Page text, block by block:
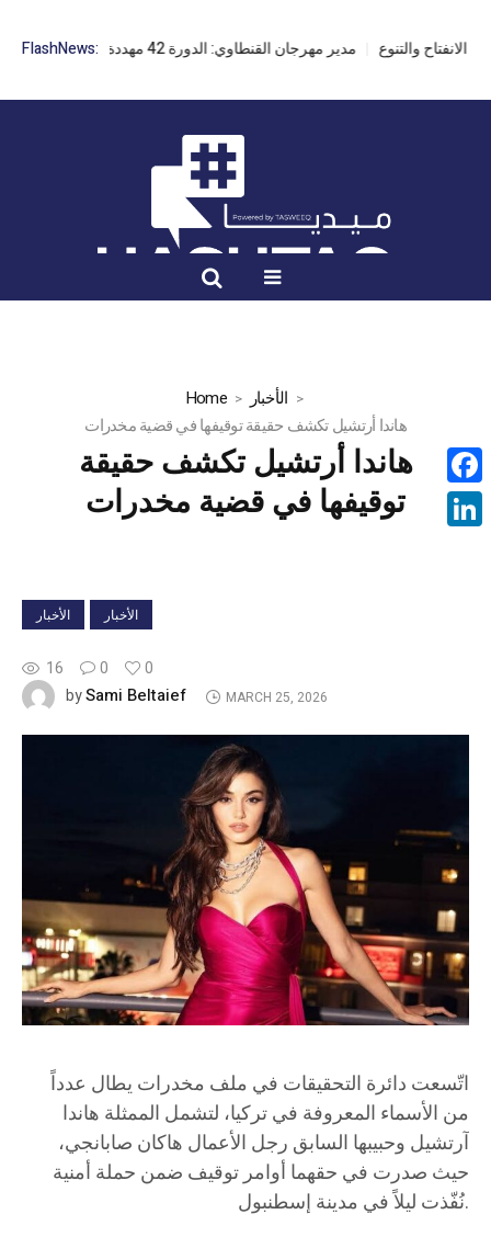
FlashNews: مدير مهرجان القنطاوي: الدورة 42 مهددة بسبب تأخر التراخيص
Home
الأخبار
هاندا أرتشيل تكشف حقيقة توقيفها في قضية مخدرات
هاندا أرتشيل تكشف حقيقة
توقيفها في قضية مخدرات
الأخبار الأخبار
16 0
0
bySami Beltaief MARCH 25, 2026
اتّسعت دائرة التحقيقات في ملف مخدرات يطال عدداً
من الأسماء المعروفة في تركيا، لتشمل الممثلة هاندا
آرتشيل وحبيبها السابق رجل الأعمال هاكان صابانجي،
حيث صدرت في حقهما أوامر توقيف ضمن حملة أمنية
نُفّذت ليلاً في مدينة إسطنبول.